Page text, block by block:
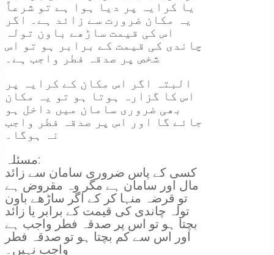
یا کرایہ پر دیا ہوا ہے تو شرعاً
یہ مکان ضرورت سے زائد ہے۔ اگر
اس کی قیمت ساڑھے باون تولہ
چاندی کی قیمت کے برابر ہو تو اس
شخص پر صدقہ فطر واجب ہے۔
البتہ اگر اس مکان کے کرایہ پر
اس کا گزارہ ہوتا ہو تو یہ مکان
بھی ضروری سامان میں داخل ہو
جائے گا اور اس پر صدقہ فطر واجب
نہ ہوگا۔
مسئلہ:
کسی کے پاس ضروری سامان سے زائد
مال اور سامان ہے مگر وہ مقروض ہے
تو قرضہ منہا کر کے اگر ساڑھے باون
تولہ چاندی کی قیمت کے برابر یا زائد
بچتا ہو تو اس پر صدقہ فطر واجب ہے
اور اس سے کم بچتا ہو تو صدقہ فطر
واجب نہیں۔